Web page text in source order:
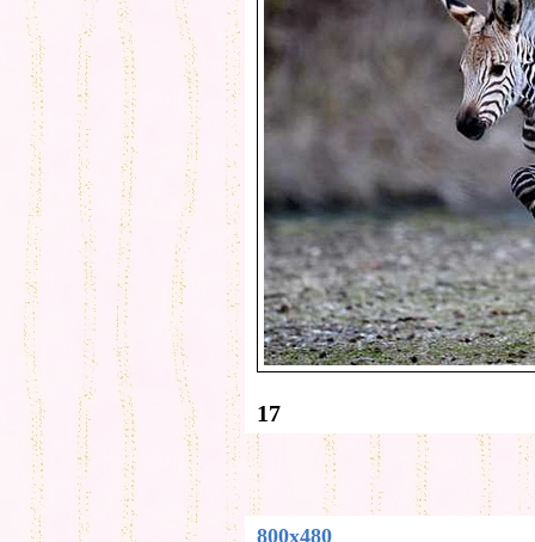
17
800x480